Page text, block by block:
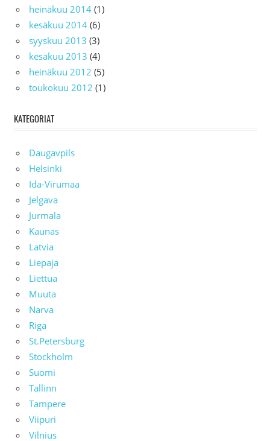
heinäkuu 2014 (1)
kesäkuu 2014 (6)
syyskuu 2013 (3)
kesäkuu 2013 (4)
heinäkuu 2012 (5)
toukokuu 2012 (1)
KATEGORIAT
Daugavpils
Helsinki
Ida-Virumaa
Jelgava
Jurmala
Kaunas
Latvia
Liepaja
Liettua
Muuta
Narva
Riga
St.Petersburg
Stockholm
Suomi
Tallinn
Tampere
Viipuri
Vilnius